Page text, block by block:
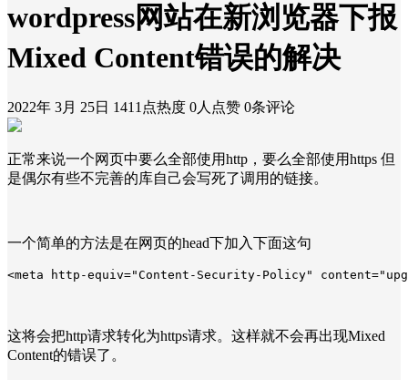
wordpress网站在新浏览器下报
Mixed Content错误的解决
2022年 3月 25日 1411点热度 0人点赞 0条评论
正常来说一个网页中要么全部使用http，要么全部使用https 但
是偶尔有些不完善的库自己会写死了调用的链接。
一个简单的方法是在网页的head下加入下面这句
<meta http-equiv="Content-Security-Policy"
这将会把http请求转化为https请求。这样就不会再出现Mixed
Content的错误了。